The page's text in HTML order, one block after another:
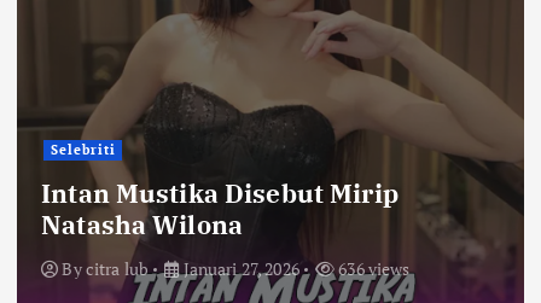
Selebriti
Intan Mustika Disebut Mirip
Natasha Wilona
Bycitra lub Januari 27, 2026 636 views